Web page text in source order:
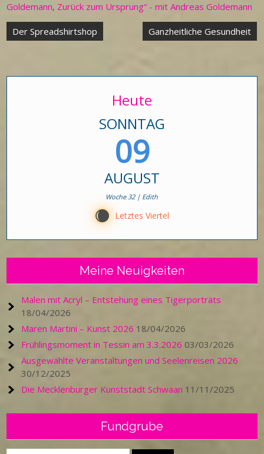
Goldemann, Zurück zum Ursprung“ - mit Andreas Goldemann
Beitragsnavigation
Der Spreadshirtshop Ganzheitliche Gesundheit
Heute
SONNTAG
09
AUGUST
Woche 32 | Edith
X Letztes Viertel
Meine Neuigkeiten
Malen mit Acryl – Entstehung eines Tigerporträts
18/04/2026
Maren Martini – Kunst 2026 18/04/2026
Frühlingsmoment in Tessin am 3.3.2026 03/03/2026
Ausgewählte Veranstaltungen und Seelenreisen 2026
30/12/2025
Die Mecklenburger Kunststadt Schwaan 11/11/2025
Fundgrube